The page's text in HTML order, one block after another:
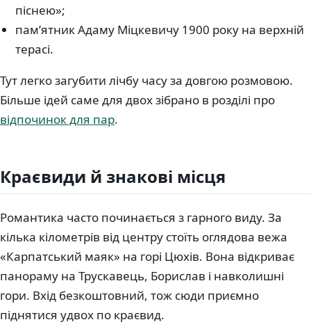
піснею»;
пам’ятник Адаму Міцкевичу 1900 року на верхній
терасі.
Тут легко загубити лічбу часу за довгою розмовою.
Більше ідей саме для двох зібрано в розділі про
відпочинок для пар.
Краєвиди й знакові місця
Романтика часто починається з гарного виду. За
кілька кілометрів від центру стоїть оглядова вежа
«Карпатський маяк» на горі Цюхів. Вона відкриває
панораму на Трускавець, Борислав і навколишні
гори. Вхід безкоштовний, тож сюди приємно
піднятися удвох по краєвид.